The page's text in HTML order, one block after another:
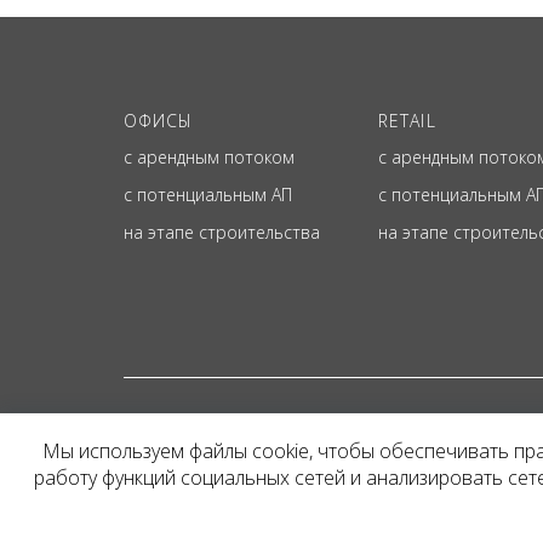
ОФИСЫ
с арендным потоком
с потенциальным АП
на этапе строительства
RETAIL
с арендным
с потенциальным
на этапе
Представленная на
и не является
Мы используем файлы cookie, чтобы обеспечивать
работу функций социальных сетей и анализировать